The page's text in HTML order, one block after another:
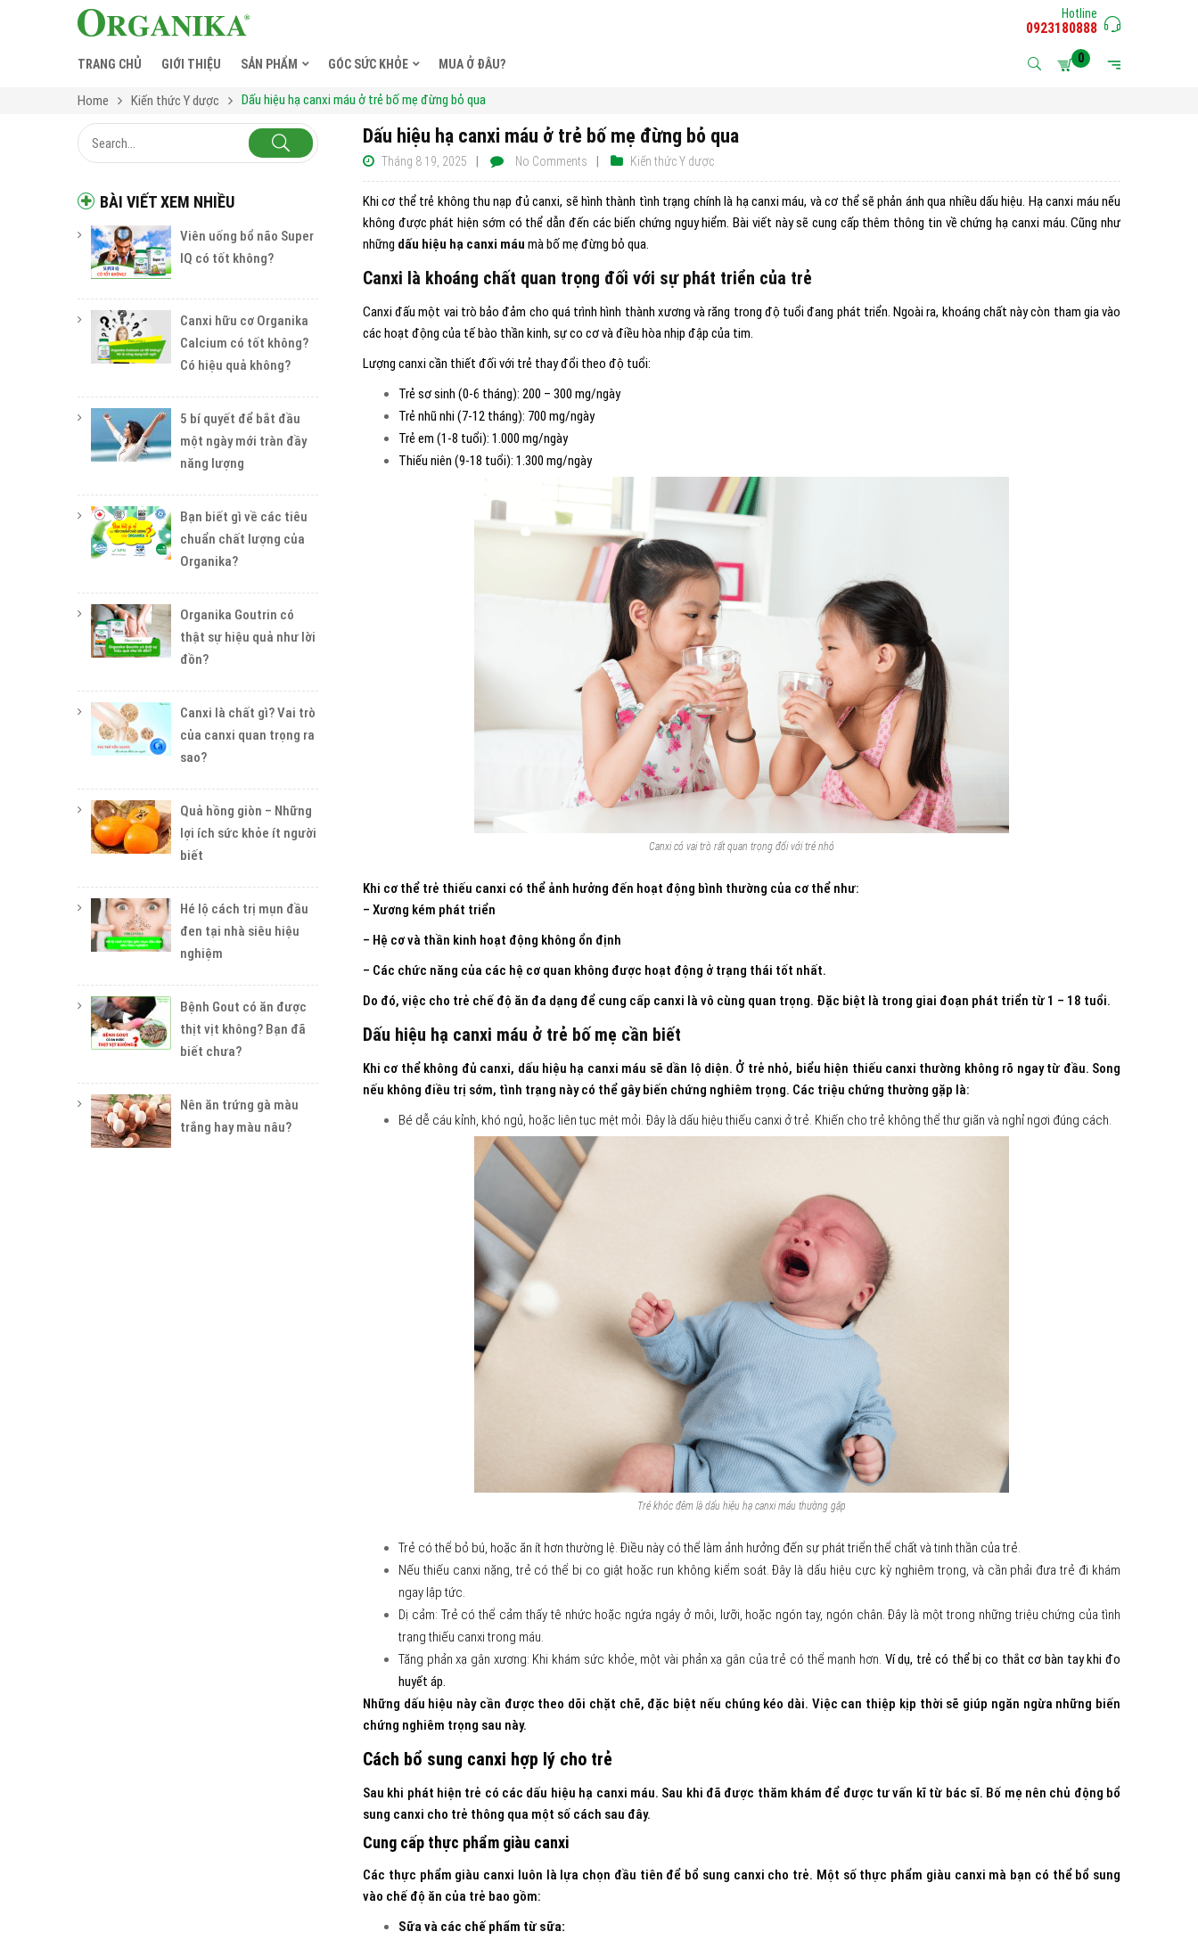
Hotline
0923180888
TRANG CHỦ GIỚI THIỆU SẢN PHẨM GÓC SỨC KHỎE MUA Ở ĐÂU? 0
Home Kiến thức Y dược Dấu hiệu hạ canxi máu ở trẻ bố mẹ đừng bỏ qua
BÀI VIẾT XEM NHIỀU
Viên uống bổ não Super
IQ có tốt không?
Canxi hữu cơ Organika
Calcium có tốt không?
Có hiệu quả không?
5 bí quyết để bắt đầu
một ngày mới tràn đầy
năng lượng
Bạn biết gì về các tiêu
chuẩn chất lượng của
Organika?
Organika Goutrin có
thật sự hiệu quả như lời
đồn?
Canxi là chất gì? Vai trò
của canxi quan trọng ra
sao?
Quả hồng giòn – Những
lợi ích sức khỏe ít người
biết
Hé lộ cách trị mụn đầu
đen tại nhà siêu hiệu
nghiệm
Bệnh Gout có ăn được
thịt vịt không? Bạn đã
biết chưa?
Nên ăn trứng gà màu
trắng hay màu nâu?
Dấu hiệu hạ canxi máu ở trẻ bố mẹ đừng bỏ qua
Tháng 8 19, 2025 Kiến thức Y dược
No Comments
Khi cơ thể trẻ không thu nạp đủ canxi, sẽ hình thành tình trạng chính là hạ canxi máu, và cơ thể sẽ phản ánh qua nhiều dấu hiệu. Hạ canxi máu nếu
không được phát hiện sớm có thể dẫn đến các biến chứng nguy hiểm. Bài viết này sẽ cung cấp thêm thông tin về chứng hạ canxi máu. Cũng như
những dấu hiệu hạ canxi máu mà bố mẹ đừng bỏ qua.
Canxi là khoáng chất quan trọng đối với sự phát triển của trẻ
Canxi đấu một vai trò bảo đảm cho quá trình hình thành xương và răng trong độ tuổi đang phát triển. Ngoài ra, khoáng chất này còn tham gia vào
các hoạt động của tế bào thần kinh, sự co cơ và điều hòa nhịp đập của tim.
Lượng canxi cần thiết đối với trẻ thay đổi theo độ tuổi:
Trẻ sơ sinh (0-6 tháng): 200 – 300 mg/ngày
Trẻ nhũ nhi (7-12 tháng): 700 mg/ngày
Trẻ em (1-8 tuổi): 1.000 mg/ngày
Thiếu niên (9-18 tuổi): 1.300 mg/ngày
Canxi có vai trò rất quan trọng đối với trẻ nhỏ
Khi cơ thể trẻ thiếu canxi có thể ảnh hưởng đến hoạt động bình thường của cơ thể như:
– Xương kém phát triển
– Hệ cơ và thần kinh hoạt động không ổn định
– Các chức năng của các hệ cơ quan không được hoạt động ở trạng thái tốt nhất.
Do đó, việc cho trẻ chế độ ăn đa dạng để cung cấp canxi là vô cùng quan trọng. Đặc biệt là trong giai đoạn phát triển từ 1 – 18 tuổi.
Dấu hiệu hạ canxi máu ở trẻ bố mẹ cần biết
Khi cơ thể không đủ canxi, dấu hiệu hạ canxi máu sẽ dần lộ diện. Ở trẻ nhỏ, biểu hiện thiếu canxi thường không rõ ngay từ đầu. Song
nếu không điều trị sớm, tình trạng này có thể gây biến chứng nghiêm trọng. Các triệu chứng thường gặp là:
Bé dễ cáu kỉnh, khó ngủ, hoặc liên tục mệt mỏi. Đây là dấu hiệu thiếu canxi ở trẻ. Khiến cho trẻ không thể thư giãn và nghỉ ngơi đúng cách.
Trẻ khóc đêm là dấu hiệu hạ canxi máu thường gặp
Trẻ có thể bỏ bú, hoặc ăn ít hơn thường lệ. Điều này có thể làm ảnh hưởng đến sự phát triển thể chất và tinh thần của trẻ.
Nếu thiếu canxi nặng, trẻ có thể bị co giật hoặc run không kiểm soát. Đây là dấu hiệu cực kỳ nghiêm trọng, và cần phải đưa trẻ đi khám
ngay lập tức.
Dị cảm: Trẻ có thể cảm thấy tê nhức hoặc ngứa ngáy ở môi, lưỡi, hoặc ngón tay, ngón chân. Đây là một trong những triệu chứng của tình
trạng thiếu canxi trong máu.
Tăng phản xạ gân xương: Khi khám sức khỏe, một vài phản xạ gân của trẻ có thể mạnh hơn. Ví dụ, trẻ có thể bị co thắt cơ bàn tay khi đo
huyết áp.
Những dấu hiệu này cần được theo dõi chặt chẽ, đặc biệt nếu chúng kéo dài. Việc can thiệp kịp thời sẽ giúp ngăn ngừa những biến
chứng nghiêm trọng sau này.
Cách bổ sung canxi hợp lý cho trẻ
Sau khi phát hiện trẻ có các dấu hiệu hạ canxi máu. Sau khi đã được thăm khám để được tư vấn kĩ từ bác sĩ. Bố mẹ nên chủ động bổ
sung canxi cho trẻ thông qua một số cách sau đây.
Cung cấp thực phẩm giàu canxi
Các thực phẩm giàu canxi luôn là lựa chọn đầu tiên để bổ sung canxi cho trẻ. Một số thực phẩm giàu canxi mà bạn có thể bổ sung
vào chế độ ăn của trẻ bao gồm:
Sữa và các chế phẩm từ sữa: